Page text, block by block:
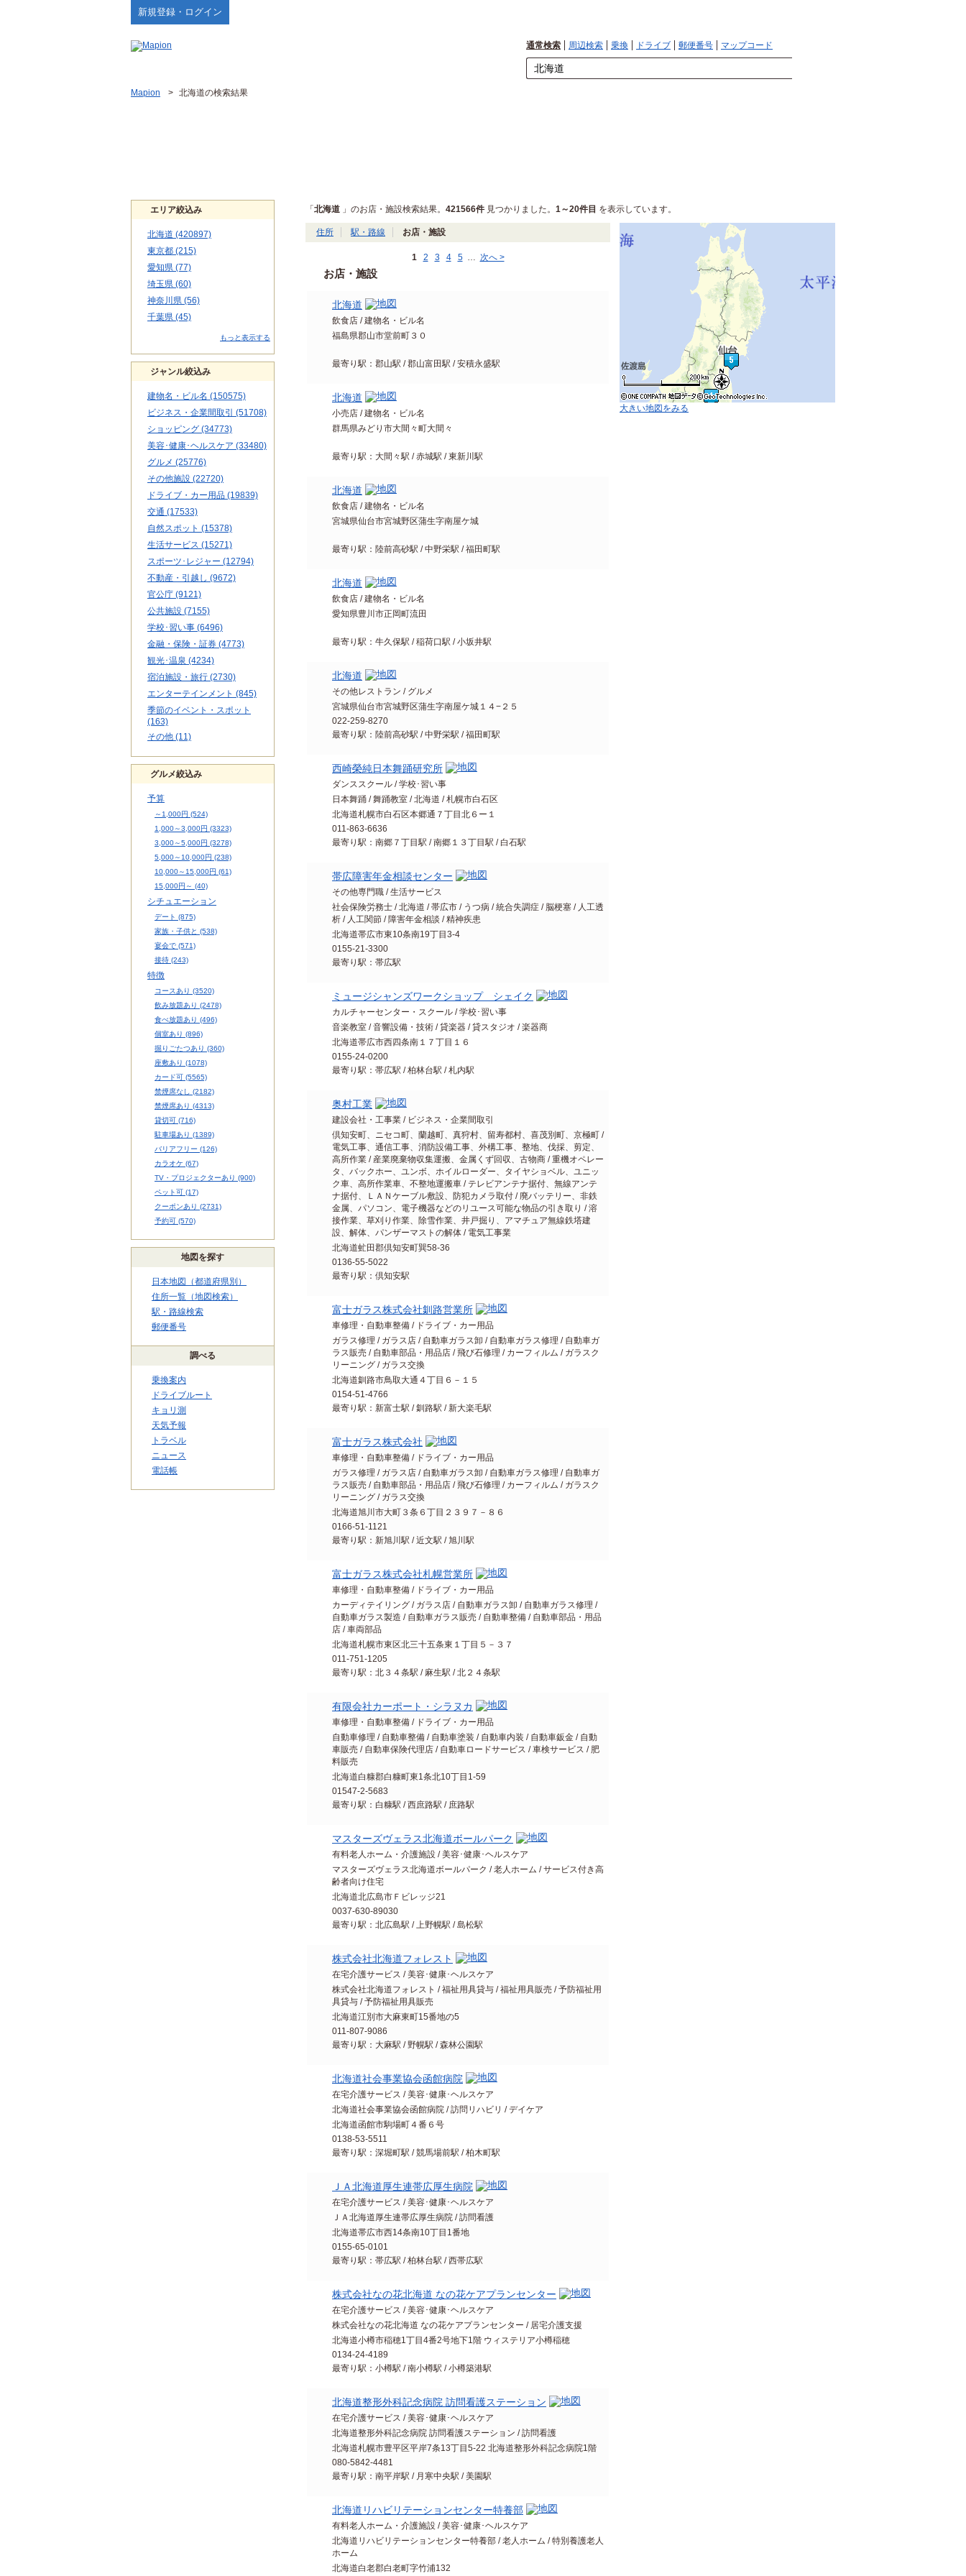
新規登録・ログイン
通常検索 周辺検索 乗換 ドライブ 郵便番号 マップコード
Mapion > 北海道の検索結果
エリア絞込み
北海道 (420897)
東京都 (215)
愛知県 (77)
埼玉県 (60)
神奈川県 (56)
千葉県 (45)
もっと表示する
ジャンル絞込み
建物名・ビル名 (150575)
ビジネス・企業間取引 (51708)
ショッピング (34773)
美容･健康･ヘルスケア (33480)
グルメ (25776)
その他施設 (22720)
ドライブ・カー用品 (19839)
交通 (17533)
自然スポット (15378)
生活サービス (15271)
スポーツ･レジャー (12794)
不動産・引越し (9672)
官公庁 (9121)
公共施設 (7155)
学校･習い事 (6496)
金融・保険・証券 (4773)
観光･温泉 (4234)
宿泊施設・旅行 (2730)
エンターテインメント (845)
季節のイベント・スポット
(163)
その他 (11)
グルメ絞込み
予算
～1,000円 (524)
1,000～3,000円 (3323)
3,000～5,000円 (3278)
5,000～10,000円 (238)
10,000～15,000円 (61)
15,000円～ (40)
シチュエーション
デート (875)
家族・子供と (538)
宴会で (571)
接待 (243)
特徴
コースあり (3520)
飲み放題あり (2478)
食べ放題あり (496)
個室あり (896)
掘りごたつあり (360)
座敷あり (1078)
カード可 (5565)
禁煙席なし (2182)
禁煙席あり (4313)
貸切可 (716)
駐車場あり (1389)
バリアフリー (126)
カラオケ (67)
TV・プロジェクターあり (900)
ペット可 (17)
クーポンあり (2731)
予約可 (570)
地図を探す
日本地図（都道府県別）
住所一覧（地図検索）
駅・路線検索
郵便番号
調べる
乗換案内
ドライブルート
キョリ測
天気予報
トラベル
ニュース
電話帳
「 北海道 」のお店・施設検索結果。 421566件 見つかりました。 1～20件目 を表示しています。
住所 駅・路線 お店・施設
1 2 3 4 5 … 次へ >
お店・施設
北海道
飲食店 / 建物名・ビル名
福島県郡山市堂前町３０
最寄り駅：郡山駅 / 郡山富田駅 / 安積永盛駅
北海道
小売店 / 建物名・ビル名
群馬県みどり市大間々町大間々
最寄り駅：大間々駅 / 赤城駅 / 東新川駅
北海道
飲食店 / 建物名・ビル名
宮城県仙台市宮城野区蒲生字南屋ケ城
最寄り駅：陸前高砂駅 / 中野栄駅 / 福田町駅
北海道
飲食店 / 建物名・ビル名
愛知県豊川市正岡町流田
最寄り駅：牛久保駅 / 稲荷口駅 / 小坂井駅
北海道
その他レストラン / グルメ
宮城県仙台市宮城野区蒲生字南屋ケ城１４−２５
022-259-8270
最寄り駅：陸前高砂駅 / 中野栄駅 / 福田町駅
西崎榮純日本舞踊研究所
ダンススクール / 学校･習い事
日本舞踊 / 舞踊教室 / 北海道 / 札幌市白石区
北海道札幌市白石区本郷通７丁目北６ー１
011-863-6636
最寄り駅：南郷７丁目駅 / 南郷１３丁目駅 / 白石駅
帯広障害年金相談センター
その他専門職 / 生活サービス
社会保険労務士 / 北海道 / 帯広市 / うつ病 / 統合失調症 / 脳梗塞 / 人工透
析 / 人工関節 / 障害年金相談 / 精神疾患
北海道帯広市東10条南19丁目3-4
0155-21-3300
最寄り駅：帯広駅
ミュージシャンズワークショップ シェイク
カルチャーセンター・スクール / 学校･習い事
音楽教室 / 音響設備・技術 / 貸楽器 / 貸スタジオ / 楽器商
北海道帯広市西四条南１７丁目１６
0155-24-0200
最寄り駅：帯広駅 / 柏林台駅 / 札内駅
奥村工業
建設会社・工事業 / ビジネス・企業間取引
倶知安町、ニセコ町、蘭越町、真狩村、留寿都村、喜茂別町、京極町 /
電気工事、通信工事、消防設備工事、外構工事、整地、伐採、剪定、
高所作業 / 産業廃棄物収集運搬、金属くず回収、古物商 / 重機オペレー
タ、バックホー、ユンボ、ホイルローダー、タイヤショベル、ユニッ
ク車、高所作業車、不整地運搬車 / テレビアンテナ据付、無線アンテ
ナ据付、ＬＡＮケーブル敷設、防犯カメラ取付 / 廃バッテリー、非鉄
金属、パソコン、電子機器などのリユース可能な物品の引き取り / 溶
接作業、草刈り作業、除雪作業、井戸掘り、アマチュア無線鉄塔建
設、解体、パンザーマストの解体 / 電気工事業
北海道虻田郡倶知安町巽58-36
0136-55-5022
最寄り駅：倶知安駅
富士ガラス株式会社釧路営業所
車修理・自動車整備 / ドライブ・カー用品
ガラス修理 / ガラス店 / 自動車ガラス卸 / 自動車ガラス修理 / 自動車ガ
ラス販売 / 自動車部品・用品店 / 飛び石修理 / カーフィルム / ガラスク
リーニング / ガラス交換
北海道釧路市鳥取大通４丁目６－１５
0154-51-4766
最寄り駅：新富士駅 / 釧路駅 / 新大楽毛駅
富士ガラス株式会社
車修理・自動車整備 / ドライブ・カー用品
ガラス修理 / ガラス店 / 自動車ガラス卸 / 自動車ガラス修理 / 自動車ガ
ラス販売 / 自動車部品・用品店 / 飛び石修理 / カーフィルム / ガラスク
リーニング / ガラス交換
北海道旭川市大町３条６丁目２３９７－８６
0166-51-1121
最寄り駅：新旭川駅 / 近文駅 / 旭川駅
富士ガラス株式会社札幌営業所
車修理・自動車整備 / ドライブ・カー用品
カーディテイリング / ガラス店 / 自動車ガラス卸 / 自動車ガラス修理 /
自動車ガラス製造 / 自動車ガラス販売 / 自動車整備 / 自動車部品・用品
店 / 車両部品
北海道札幌市東区北三十五条東１丁目５－３７
011-751-1205
最寄り駅：北３４条駅 / 麻生駅 / 北２４条駅
有限会社カーポート・シラヌカ
車修理・自動車整備 / ドライブ・カー用品
自動車修理 / 自動車整備 / 自動車塗装 / 自動車内装 / 自動車鈑金 / 自動
車販売 / 自動車保険代理店 / 自動車ロードサービス / 車検サービス / 肥
料販売
北海道白糠郡白糠町東1条北10丁目1-59
01547-2-5683
最寄り駅：白糠駅 / 西庶路駅 / 庶路駅
マスターズヴェラス北海道ボールパーク
有料老人ホーム・介護施設 / 美容･健康･ヘルスケア
マスターズヴェラス北海道ボールパーク / 老人ホーム / サービス付き高
齢者向け住宅
北海道北広島市Ｆビレッジ21
0037-630-89030
最寄り駅：北広島駅 / 上野幌駅 / 島松駅
株式会社北海道フォレスト
在宅介護サービス / 美容･健康･ヘルスケア
株式会社北海道フォレスト / 福祉用具貸与 / 福祉用具販売 / 予防福祉用
具貸与 / 予防福祉用具販売
北海道江別市大麻東町15番地の5
011-807-9086
最寄り駅：大麻駅 / 野幌駅 / 森林公園駅
北海道社会事業協会函館病院
在宅介護サービス / 美容･健康･ヘルスケア
北海道社会事業協会函館病院 / 訪問リハビリ / デイケア
北海道函館市駒場町４番６号
0138-53-5511
最寄り駅：深堀町駅 / 競馬場前駅 / 柏木町駅
ＪＡ北海道厚生連帯広厚生病院
在宅介護サービス / 美容･健康･ヘルスケア
ＪＡ北海道厚生連帯広厚生病院 / 訪問看護
北海道帯広市西14条南10丁目1番地
0155-65-0101
最寄り駅：帯広駅 / 柏林台駅 / 西帯広駅
株式会社なの花北海道 なの花ケアプランセンター
在宅介護サービス / 美容･健康･ヘルスケア
株式会社なの花北海道 なの花ケアプランセンター / 居宅介護支援
北海道小樽市稲穂1丁目4番2号地下1階 ウィステリア小樽稲穂
0134-24-4189
最寄り駅：小樽駅 / 南小樽駅 / 小樽築港駅
北海道整形外科記念病院 訪問看護ステーション
在宅介護サービス / 美容･健康･ヘルスケア
北海道整形外科記念病院 訪問看護ステーション / 訪問看護
北海道札幌市豊平区平岸7条13丁目5‐22 北海道整形外科記念病院1階
080-5842-4481
最寄り駅：南平岸駅 / 月寒中央駅 / 美園駅
北海道リハビリテーションセンター特養部
有料老人ホーム・介護施設 / 美容･健康･ヘルスケア
北海道リハビリテーションセンター特養部 / 老人ホーム / 特別養護老人
ホーム
北海道白老郡白老町字竹浦132
大きい地図をみる